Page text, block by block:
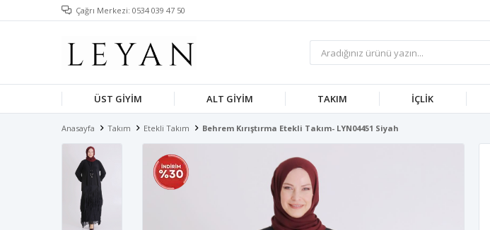
Çağrı Merkezi: 0534 039 47 50
ÜST GIYIM ALT GIYIM TAKIM İÇLIK
Anasayfa Takım Etekli Takım Behrem Kırıştırma Etekli Takım- LYN04451 Siyah